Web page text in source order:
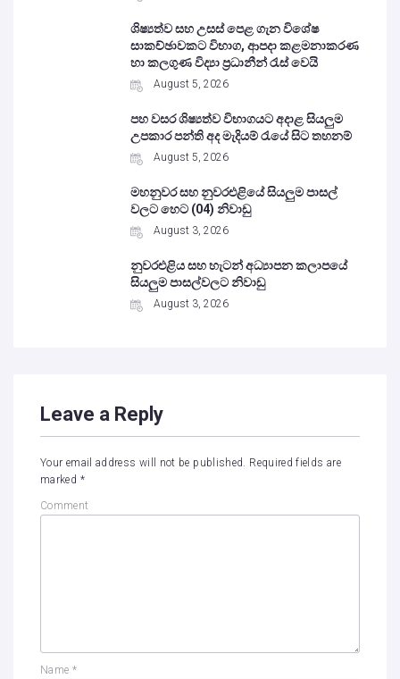
ශිෂ්‍යත්ව සහ උසස් පෙළ ගැන විශේෂ
සාකච්ඡාවකට විභාග, ආපදා කළමනාකරණ
හා කලගුණ විද්‍යා ප්‍රධානීන් රැස් වෙයි
August 5, 2026
පහ වසර ශිෂ්‍යත්ව විභාගයට අදාළ සියලුම
උපකාර පන්ති අද මැදියම් රැයේ සිට තහනම්
August 5, 2026
මහනුවර සහ නුවරඑළියේ සියලුම පාසල්
වලට හෙට (04) නිවාඩු
August 3, 2026
නුවරඑළිය සහ හැටන් අධ්‍යාපන කලාපයේ
සියලුම පාසල්වලට නිවාඩු
August 3, 2026
Leave a Reply
Your email address will not be published. Required fields are
marked *
Comment
Name *